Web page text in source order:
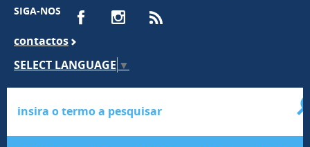
SIGA-NOS
contactos
SELECT LANGUAGE ▼